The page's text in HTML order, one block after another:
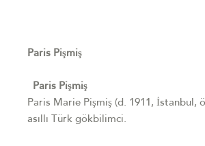
Paris Pişmiş
Paris Pişmiş
Paris Marie Pişmiş (d. 1911, İstanbul,
asıllı Türk gökbilimci.